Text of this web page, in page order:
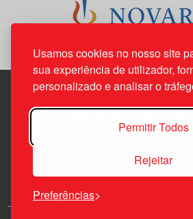
Usamos cookies no nosso site
sua experiência de utilizador,
personalizado e analisar o
Permitir Todos
Rejeitar
Preferências
Edif. Lisboa Oriente | Av. Infante D.
1800-282 Lisboa | Portugal